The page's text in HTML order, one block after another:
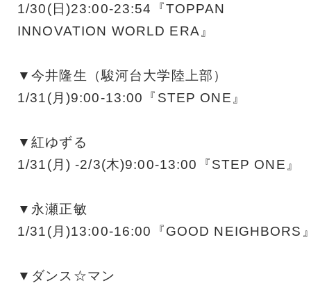
1/30(日)23:00-23:54『TOPPAN
INNOVATION WORLD ERA』
▼今井隆生（駿河台大学陸上部）
1/31(月)9:00-13:00『STEP ONE』
▼紅ゆずる
1/31(月) -2/3(木)9:00-13:00『STEP ONE』
▼永瀬正敏
1/31(月)13:00-16:00『GOOD NEIGHBORS
▼ダンス☆マン